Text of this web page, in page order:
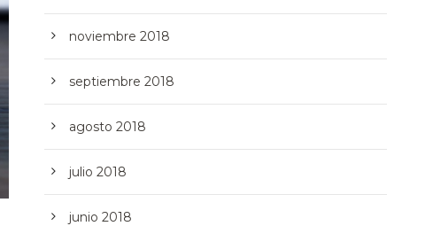
noviembre 2018
septiembre 2018
agosto 2018
julio 2018
junio 2018